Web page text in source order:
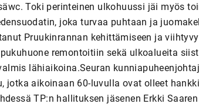
Toki perinteinen ulkohuussi jäi myös
joka turvaa puhtaan ja
Pruukinrannan kehittämiseen ja
remontoitiin sekä ulkoalueita
lähiaikoina.Seuran
jotka aikoinaan 60-luvulla ovat olleet
TP:n hallituksen jäsenen Erkki